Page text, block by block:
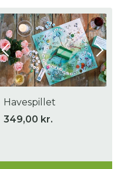
Havespillet
349,00 kr.